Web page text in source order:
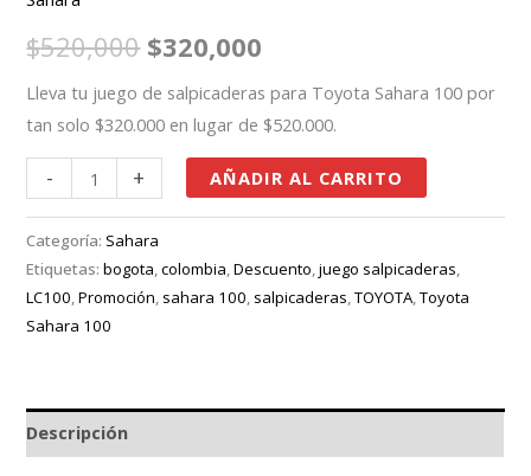
$520,000 $320,000
Lleva tu juego de salpicaderas para Toyota Sahara 100 por
tan solo $320.000 en lugar de $520.000.
- + AÑADIR AL CARRITO
Categoría: Sahara
Etiquetas:bogota ,colombia ,Descuento ,juego salpicaderas
LC100 ,Promoción sahara 100 salpicaderas ,TOYOTA ,Toyota
Sahara 100
Descripción